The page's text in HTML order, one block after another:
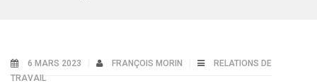
6 MARS 2023 FRANÇOIS MORIN
RELATIONS DE
TRAVAIL